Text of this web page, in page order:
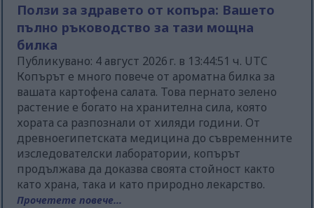
Ползи за здравето от копъра: Вашето
пълно ръководство за тази мощна
билка
Публикувано: 4 август 2026 г. в 13:44:51 ч. UTC
Копърът е много повече от ароматна билка за
вашата картофена салата. Това пернато зелено
растение е богато на хранителна сила, която
хората са разпознали от хиляди години. От
древноегипетската медицина до съвременните
изследователски лаборатории, копърът
продължава да доказва своята стойност както
като храна, така и като природно лекарство.
Прочетете повече...